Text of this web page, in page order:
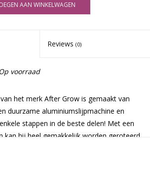
AAN WINKELWAGEN
Reviews (0)
voorraad
het merk After Grow is gemaakt van
duurzame aluminiumslijpmachine en
stappen in de beste delen! Met een
kan hij heel gemakkelijk worden geroteerd
de binnenkant van de Solinder-grinder